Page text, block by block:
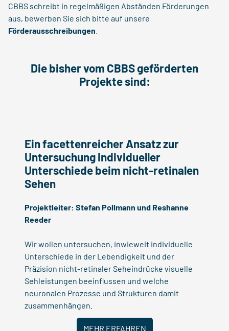
CBBS schreibt in regelmäßigen Abständen Förderungen
aus, bewerben Sie sich bitte auf unsere
Förderausschreibungen
Die bisher vom CBBS geförderten
Projekte sind:
Ein facettenreicher Ansatz zur
Untersuchung individueller
Unterschiede beim nicht-retinalen
Sehen
Projektleiter: Stefan Pollmann und Reshanne
Reeder
Wir wollen untersuchen, inwieweit individuelle
Unterschiede in der Lebendigkeit und der
Präzision nicht-retinaler Seheindrücke visuelle
Sehleistungen beeinflussen und welche
neuronalen Prozesse und Strukturen damit
zusammenhängen.
MEHR ERFAHREN